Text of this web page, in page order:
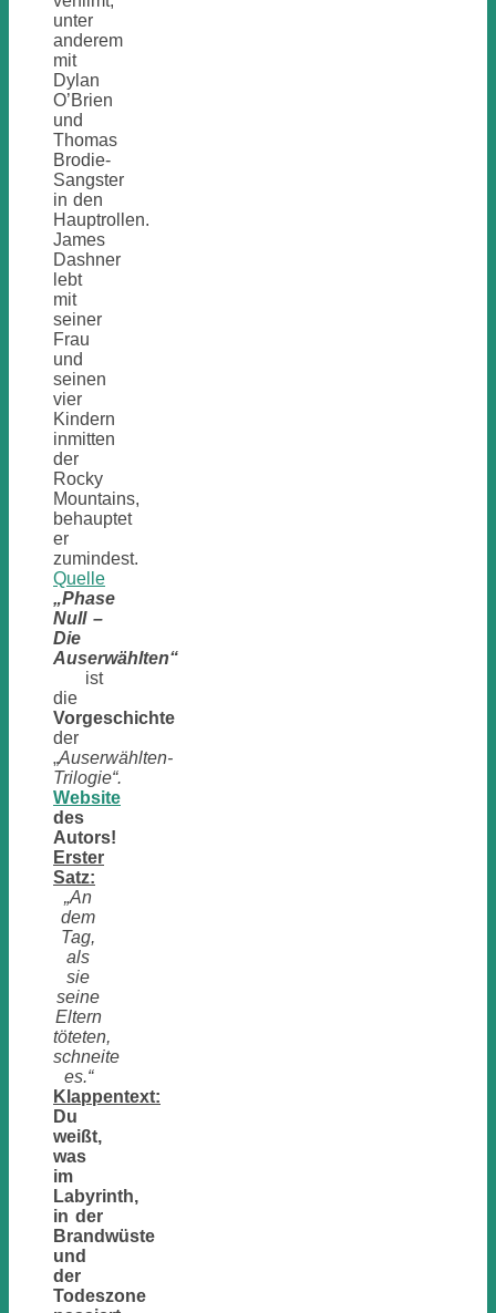
unter
anderem
mit
Dylan
O’Brien
und
Thomas
Brodie-
Sangster
in den
Hauptrollen.
James
Dashner
lebt
mit
seiner
Frau
und
seinen
vier
Kindern
inmitten
der
Rocky
Mountains,
behauptet
er
zumindest.
Quelle
„Phase
Null –
Die
Auserwählten“
ist
die
Vorgeschichte
der
„Auserwählten-
Trilogie“.
Website
des
Autors!
Erster
Satz:
„An
dem
Tag,
als
sie
seine
Eltern
töteten,
schneite
es.“
Klappentext:
Du
weißt,
was
im
Labyrinth,
in der
Brandwüste
und
der
Todeszone